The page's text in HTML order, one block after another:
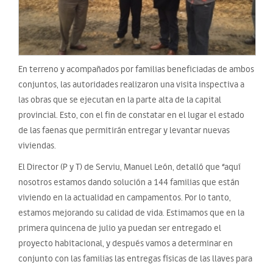
En terreno y acompañados por familias beneficiadas de ambos
conjuntos, las autoridades realizaron una visita inspectiva a
las obras que se ejecutan en la parte alta de la capital
provincial. Esto, con el fin de constatar en el lugar el estado
de las faenas que permitirán entregar y levantar nuevas
viviendas.
El Director (P y T) de Serviu, Manuel León, detalló que “aquí
nosotros estamos dando solución a 144 familias que están
viviendo en la actualidad en campamentos. Por lo tanto,
estamos mejorando su calidad de vida. Estimamos que en la
primera quincena de julio ya puedan ser entregado el
proyecto habitacional, y después vamos a determinar en
conjunto con las familias las entregas físicas de las llaves para